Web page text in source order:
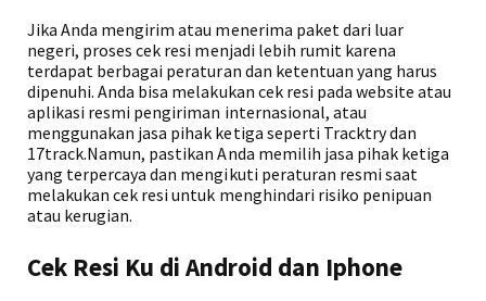
Jika Anda mengirim atau menerima paket dari luar
negeri, proses cek resi menjadi lebih rumit karena
terdapat berbagai peraturan dan ketentuan yang harus
dipenuhi. Anda bisa melakukan cek resi pada website atau
aplikasi resmi pengiriman internasional, atau
menggunakan jasa pihak ketiga seperti Tracktry dan
17track.Namun, pastikan Anda memilih jasa pihak ketiga
yang terpercaya dan mengikuti peraturan resmi saat
melakukan cek resi untuk menghindari risiko penipuan
atau kerugian.
Cek Resi Ku di Android dan Iphone